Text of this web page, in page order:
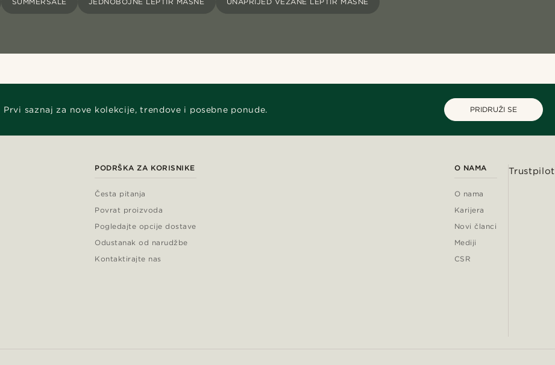
Prvi saznaj za nove kolekcije, trendove i posebne ponude. PRIDRUŽI SE
PODRŠKA ZA KORISNIKE
Česta pitanja
Povrat proizvoda
Pogledajte opcije dostave
Odustanak od narudžbe
Kontaktirajte nas
O NAMA
O nama
Karijera
Novi članci
Mediji
CSR
Trustpilot